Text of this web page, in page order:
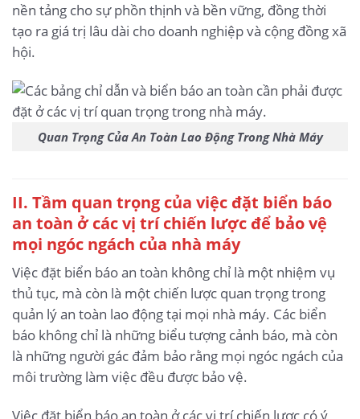
nền tảng cho sự phồn thịnh và bền vững, đồng thời
tạo ra giá trị lâu dài cho doanh nghiệp và cộng đồng xã
hội.
Quan Trọng Của An Toàn Lao Động Trong Nhà Máy
II. Tầm quan trọng của việc đặt biển báo
an toàn ở các vị trí chiến lược để bảo vệ
mọi ngóc ngách của nhà máy
Việc đặt biển báo an toàn không chỉ là một nhiệm vụ
thủ tục, mà còn là một chiến lược quan trọng trong
quản lý an toàn lao động tại mọi nhà máy. Các biển
báo không chỉ là những biểu tượng cảnh báo, mà còn
là những người gác đảm bảo rằng mọi ngóc ngách của
môi trường làm việc đều được bảo vệ.
Việc đặt biển báo an toàn ở các vị trí chiến lược có ý